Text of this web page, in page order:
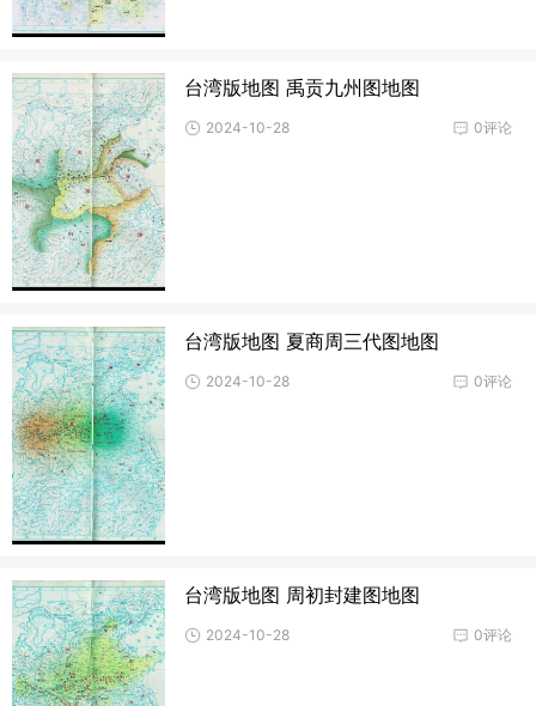
台湾版地图 禹贡九州图地图
0评论
2024-10-28
台湾版地图 夏商周三代图地图
0评论
2024-10-28
台湾版地图 周初封建图地图
0评论
2024-10-28